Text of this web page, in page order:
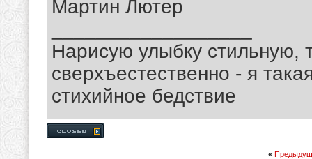
Мартин Лютер
Нарисую улыбку стильную,
сверхъестественно - я
стихийное бедствие
«